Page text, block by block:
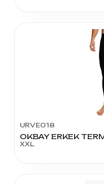
URVE018
OKBAY ERKEK
XXL